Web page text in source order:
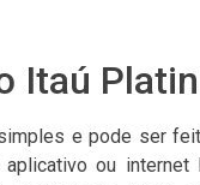
Itaú
e pode ser
ou internet